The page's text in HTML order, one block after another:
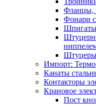
Фланцы,
Фонари
Штуцеры
Импорт:
Канаты
Контакторы
Крановое
Пост